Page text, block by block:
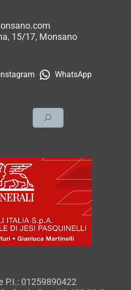
15/17, Monsano
Instagram
WhatsApp
P.I.: 01259890422